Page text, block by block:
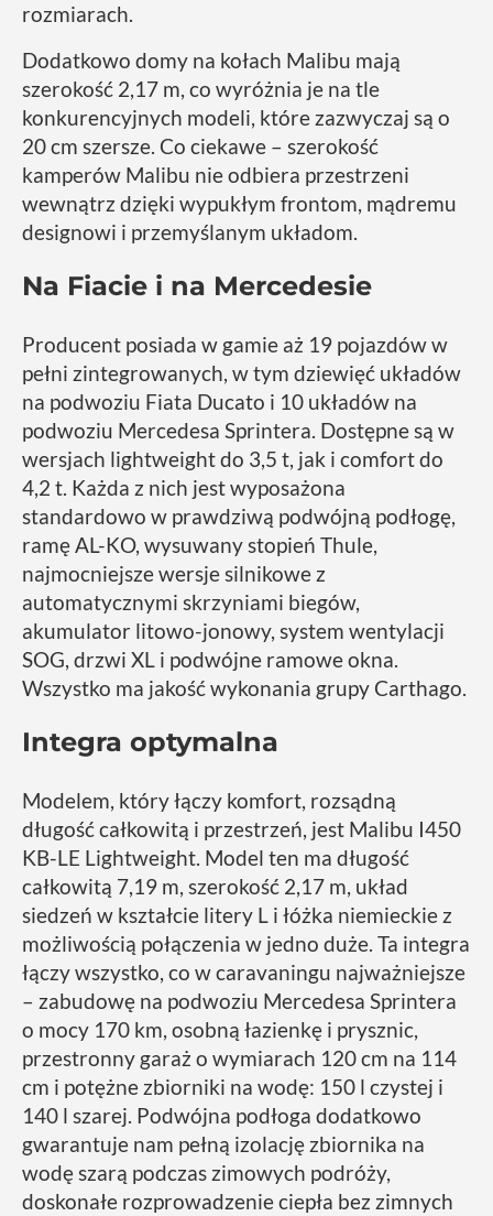
rozmiarach.
Dodatkowo domy na kołach Malibu mają
szerokość 2,17 m, co wyróżnia je na tle
konkurencyjnych modeli, które zazwyczaj są o
20 cm szersze. Co ciekawe – szerokość
kamperów Malibu nie odbiera przestrzeni
wewnątrz dzięki wypukłym frontom, mądremu
designowi i przemyślanym układom.
Na Fiacie i na Mercedesie
Producent posiada w gamie aż 19 pojazdów w
pełni zintegrowanych, w tym dziewięć układów
na podwoziu Fiata Ducato i 10 układów na
podwoziu Mercedesa Sprintera. Dostępne są w
wersjach lightweight do 3,5 t, jak i comfort do
4,2 t. Każda z nich jest wyposażona
standardowo w prawdziwą podwójną podłogę,
ramę AL-KO, wysuwany stopień Thule,
najmocniejsze wersje silnikowe z
automatycznymi skrzyniami biegów,
akumulator litowo-jonowy, system wentylacji
SOG, drzwi XL i podwójne ramowe okna.
Wszystko ma jakość wykonania grupy Carthago.
Integra optymalna
Modelem, który łączy komfort, rozsądną
długość całkowitą i przestrzeń, jest Malibu I450
KB-LE Lightweight. Model ten ma długość
całkowitą 7,19 m, szerokość 2,17 m, układ
siedzeń w kształcie litery L i łóżka niemieckie z
możliwością połączenia w jedno duże. Ta integra
łączy wszystko, co w caravaningu najważniejsze
– zabudowę na podwoziu Mercedesa Sprintera
o mocy 170 km, osobną łazienkę i prysznic,
przestronny garaż o wymiarach 120 cm na 114
cm i potężne zbiorniki na wodę: 150 l czystej i
140 l szarej. Podwójna podłoga dodatkowo
gwarantuje nam pełną izolację zbiornika na
wodę szarą podczas zimowych podróży,
doskonałe rozprowadzenie ciepła bez zimnych